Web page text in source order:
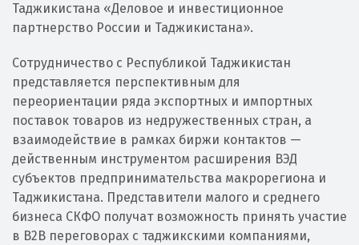
Таджикистана «Деловое и инвестиционное
партнерство России и Таджикистана».
Сотрудничество с Республикой Таджикистан
представляется перспективным для
переориентации ряда экспортных и импортных
поставок товаров из недружественных стран, а
взаимодействие в рамках биржи контактов —
действенным инструментом расширения ВЭД
субъектов предпринимательства макрорегиона и
Таджикистана. Представители малого и среднего
бизнеса СКФО получат возможность принять участие
в В2В переговорах с таджикскими компаниями,